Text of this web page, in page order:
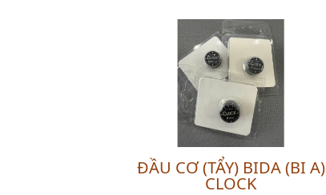
ĐẦU CƠ (TẨY) BIDA (BI A)
CLOCK